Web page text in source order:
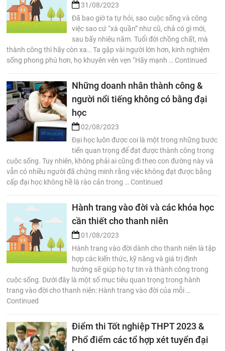
31/08/2023
Đã bao giờ ta tự hỏi, sao cuộc sống và công
việc sao cứ “xà quần” như cũ, chả có gì mới,
sau bấy nhiêu năm. Tuổi đời chồng chất, mà
thành công thì hãy còn xa… Ta gặp vài người lớn hơn, kinh nghiệm
sống phong phú hơn, họ khuyên vẻn vẹn “Hãy mạnh … Continued
Những doanh nhân thành công &
người nổi tiếng không có bằng đại
học
02/08/2023
Đại học luôn được coi là một trong những bước
tiến quan trọng để đạt được thành công trong
cuộc sống. Tuy nhiên, không phải ai cũng đi theo con đường này và
vẫn có nhiều người đã chứng minh rằng việc không đạt được bằng
cấp đại học không hề là rào cản trong … Continued
Hành trang vào đời và các khóa học
cần thiết cho thanh niên
01/08/2023
Hành trang vào đời dành cho thanh niên là tập
hợp các kiến thức, kỹ năng và giá trị định
hướng sẽ giúp họ tự tin và thành công trong
cuộc sống. Dưới đây là một số mục tiêu quan trọng trong hành
trang vào đời cho thanh niên: Hành trang vào đời của mỗi …
Continued
Điểm thi Tốt nghiệp THPT 2023 &
Phổ điểm các tổ hợp xét tuyển đại